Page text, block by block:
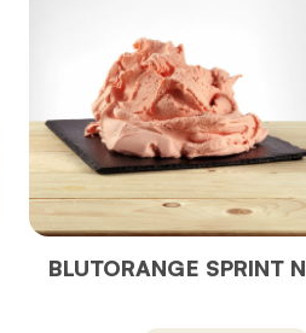
BLUTORANGE SPRINT N